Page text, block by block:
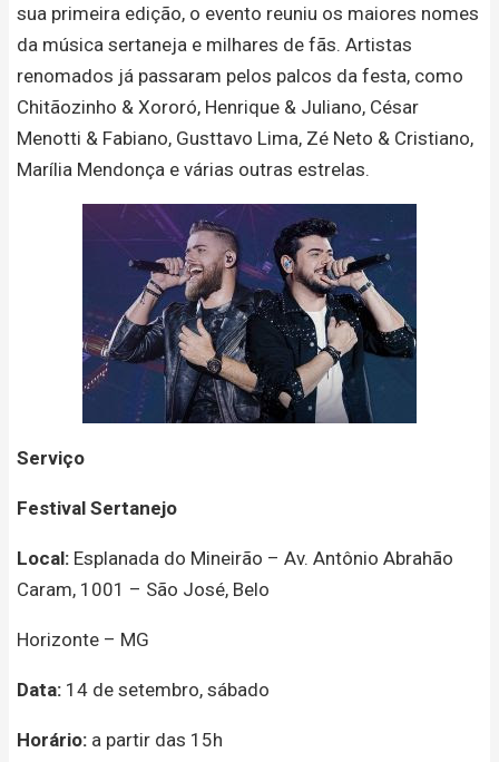
sua primeira edição, o evento reuniu os maiores nomes
da música sertaneja e milhares de fãs. Artistas
renomados já passaram pelos palcos da festa, como
Chitãozinho & Xororó, Henrique & Juliano, César
Menotti & Fabiano, Gusttavo Lima, Zé Neto & Cristiano,
Marília Mendonça e várias outras estrelas.
Serviço
Festival Sertanejo
Local: Esplanada do Mineirão – Av. Antônio Abrahão
Caram, 1001 – São José, Belo
Horizonte – MG
Data: 14 de setembro, sábado
Horário: a partir das 15h